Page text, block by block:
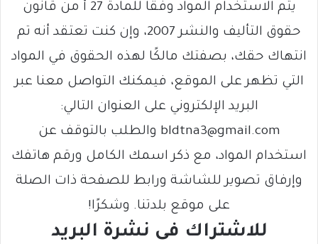
يتم الاستخدام المواد وفقًا للمادة 27 أ من قانون
حقوق التأليف والنشر 2007، وإن كنت تعتقد أنه تم
انتهاك حقك، بصفتك مالكًا لهذه الحقوق في المواد
التي تظهر على الموقع، فيمكنك التواصل معنا عبر
البريد الإلكتروني على العنوان التالي:
bldtna3@gmail.com والطلب بالتوقف عن
استخدام المواد، مع ذكر اسمك الكامل ورقم هاتفك
وإرفاق تصوير للشاشة ورابط للصفحة ذات الصلة
على موقع بلدتنا. وشكرًا!
للاشتراك فى نشرة البريد